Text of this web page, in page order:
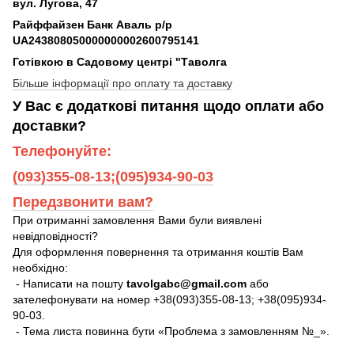
вул. Лугова, 47
Райффайзен Банк Аваль р/р
UA243808050000000002600795141
Готівкою в Садовому центрі "Таволга
Більше інформації про оплату та доставку
У Вас є додаткові питання щодо оплати або
доставки?
Телефонуйте:
(093)355-08-13;(095)934-90-03
Передзвонити вам?
При отриманні замовлення Вами були виявлені
невідповідності?
Для оформлення повернення та отримання коштів Вам
необхідно:
- Написати на пошту tavolgabc@gmail.com або
зателефонувати на номер +38(093)355-08-13; +38(095)934-
90-03.
- Тема листа повинна бути «Проблема з замовленням №_».